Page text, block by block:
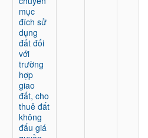
mục
đích sử
dụng
đất đối
với
trường
hợp
giao
đất, cho
thuê đất
không
đấu giá